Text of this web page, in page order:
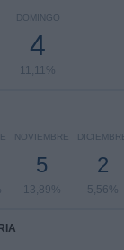
DOMINGO
4
11,11%
NOVIEMBRE
5
13,89%
DICIEMBRE
2
5,56%